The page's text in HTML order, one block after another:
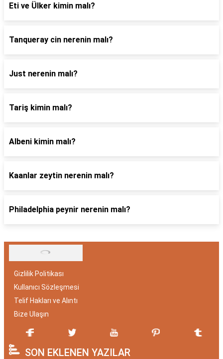
Eti ve Ülker kimin malı?
Tanqueray cin nerenin malı?
Just nerenin malı?
Tariş kimin malı?
Albeni kimin malı?
Kaanlar zeytin nerenin malı?
Philadelphia peynir nerenin malı?
Gizlilik Politikası
Kullanıcı Sözleşmesi
Telif Hakları ve Alıntı
Bize Ulaşın
SON EKLENEN YAZILAR